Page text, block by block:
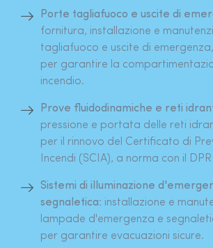
Porte tagliafuoco e uscite di
fornitura, installazione e
tagliafuoco e uscite di
per garantire la
incendio.
Prove fluidodinamiche e reti
pressione e portata delle reti
per il rinnovo del Certificato di
Incendi (SCIA), a norma con il DPR
Sistemi di illuminazione
segnaletica: installazione e
lampade d'emergenza e
per garantire evacuazioni sicure.